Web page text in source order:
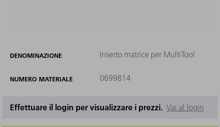
DENOMINAZIONE Inserto matrice per MultiTool
NUMERO MATERIALE 0699814
Effettuare il login per visualizzare i prezzi. Vai al login